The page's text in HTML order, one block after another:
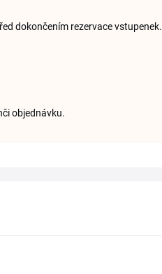
dokončením rezervace vstupenek.
objednávku.